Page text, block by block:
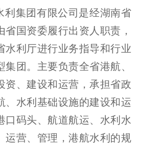
利集团有限公司是经湖南省
省国资委履行出资人职责，
水利厅进行业务指导和行业
团。主要负责全省港航、
资、建设和运营，承担省政
、水利基础设施的建设和运
口码头、航道航运、水利水
运营、管理，港航水利的规